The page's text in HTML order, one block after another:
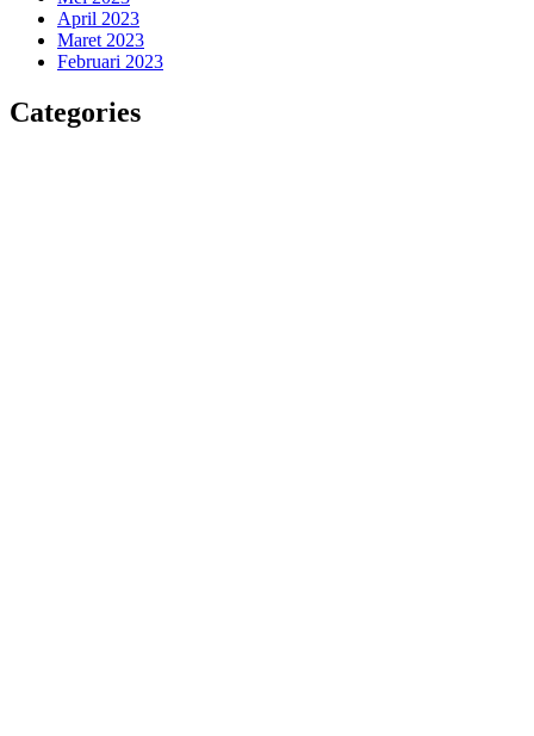
April 2023
Maret 2023
Februari 2023
Categories